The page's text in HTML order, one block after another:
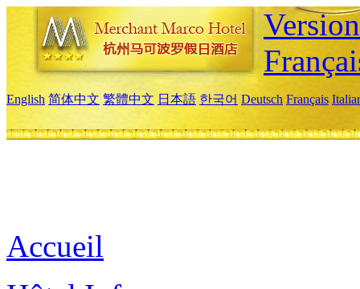
English 简体中文 繁體中文 日本語 한국어 Deutsch Français
Accueil